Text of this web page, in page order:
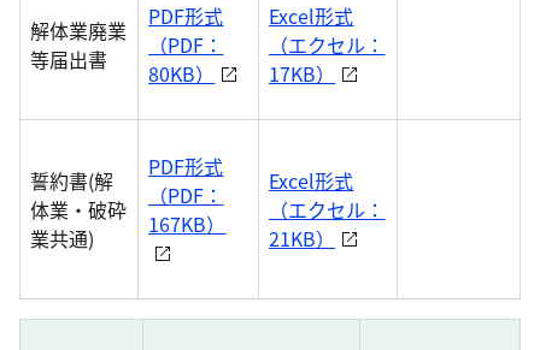
解体業廃業
等届出書
PDF形式
（PDF：
80KB）
Excel形式
（エクセル：
17KB）
誓約書(解
体業・破砕
業共通)
PDF形式
（PDF：
167KB）
Excel形式
（エクセル：
21KB）